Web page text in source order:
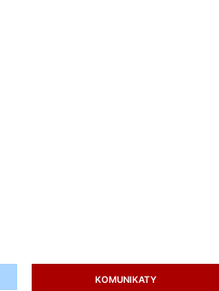
KOMUNIKATY